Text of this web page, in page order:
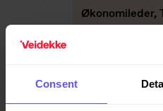
Consent
Økonomileder,